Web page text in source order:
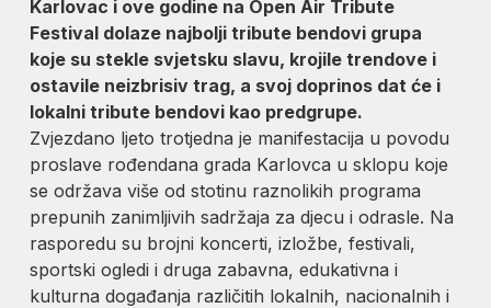
Karlovac i ove godine na Open Air Tribute
Festival dolaze najbolji tribute bendovi grupa
koje su stekle svjetsku slavu, krojile trendove i
ostavile neizbrisiv trag, a svoj doprinos dat će i
lokalni tribute bendovi kao predgrupe.
Zvjezdano ljeto trotjedna je manifestacija u povodu
proslave rođendana grada Karlovca u sklopu koje
se održava više od stotinu raznolikih programa
prepunih zanimljivih sadržaja za djecu i odrasle. Na
rasporedu su brojni koncerti, izložbe, festivali,
sportski ogledi i druga zabavna, edukativna i
kulturna događanja različitih lokalnih, nacionalnih i